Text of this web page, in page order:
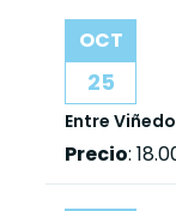
OCT
25
Entre
Precio: